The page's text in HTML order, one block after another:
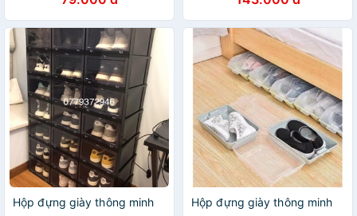
Đựng Giày Dép Lắp Ghép
Tiện Lợi
Ráp Thông Minh
Hộp đựng giày thông minh Hộp đựng giày thông minh